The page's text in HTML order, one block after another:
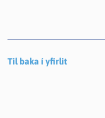
Til baka í yfirlit